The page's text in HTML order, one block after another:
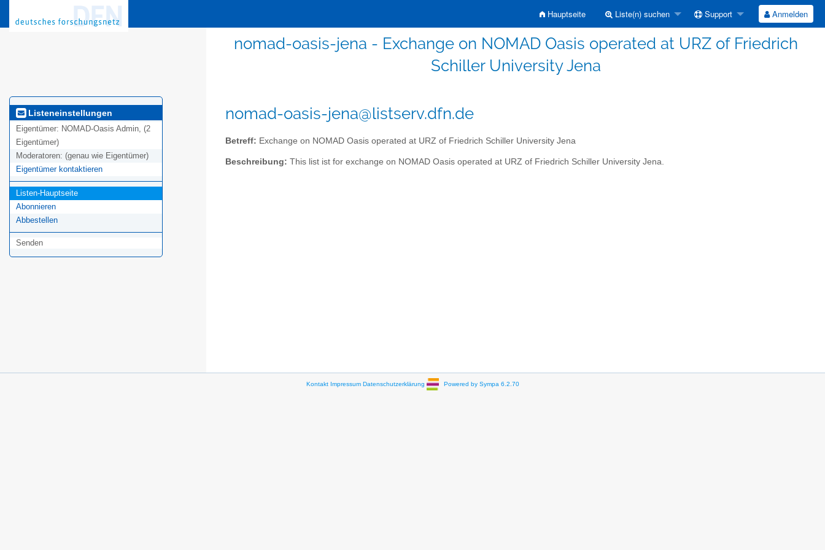
Hauptseite Liste(n) suchen Support Anmelden
nomad-oasis-jena - Exchange on NOMAD Oasis operated at URZ of Friedrich
Schiller University Jena
Listeneinstellungen
Eigentümer: NOMAD-Oasis Admin, (2
Eigentümer)
Moderatoren: (genau wie Eigentümer)
Eigentümer kontaktieren
Listen-Hauptseite
Abonnieren
Abbestellen
Senden
nomad-oasis-jena@listserv.dfn.de
Betreff: Exchange on NOMAD Oasis operated at URZ of Friedrich Schiller University Jena
Beschreibung: This list ist for exchange on NOMAD Oasis operated at URZ of Friedrich Schiller University Jena.
Kontakt Impressum Datenschutzerklärung Powered by Sympa 6.2.70